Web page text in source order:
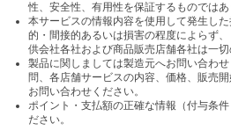
性、安全性、有用性を保証するものではあ
本サービスの情報内容を使用して発生し
的・間接的あるいは損害の程度によらず
供会社各社および商品販売店舗各社は一切
製品に関しましては製造元へお問い合わ
問、各店舗サービスの内容、価格、販売
お問い合わせください。
ポイント・支払額の正確な情報（付与条
ださい。